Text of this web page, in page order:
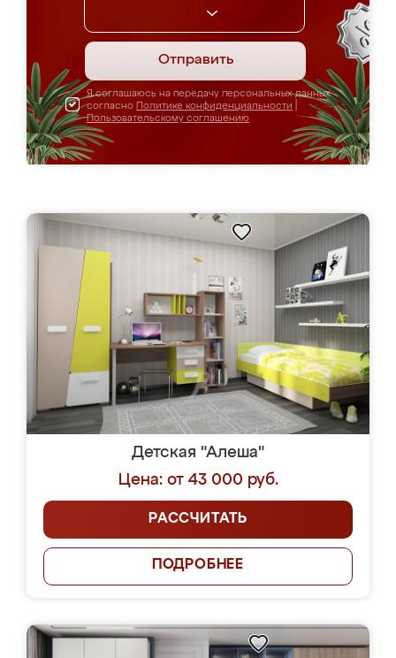
Отправить
Я соглашаюсь на передачу персональных данных
согласно Политике конфиденциальности
Пользовательскому соглашению
Детская "Алеша"
Цена: от 43 000 руб.
РАССЧИТАТЬ
ПОДРОБНЕЕ